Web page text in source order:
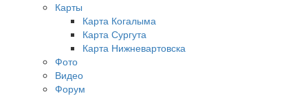
Карты
Карта Когалыма
Карта Сургута
Карта Нижневартовска
Фото
Видео
Форум